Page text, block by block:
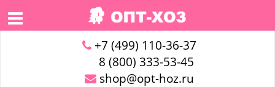
+7 (499) 110-36-37
8 (800) 333-53-45
shop@opt-hoz.ru